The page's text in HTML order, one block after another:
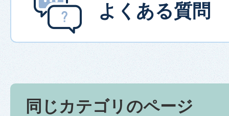
よくある質問
同じカテゴリのページ